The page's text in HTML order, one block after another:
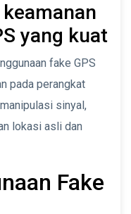
yang kuat
fake GPS
pada perangkat
sinyal,
lokasi asli dan
Fake